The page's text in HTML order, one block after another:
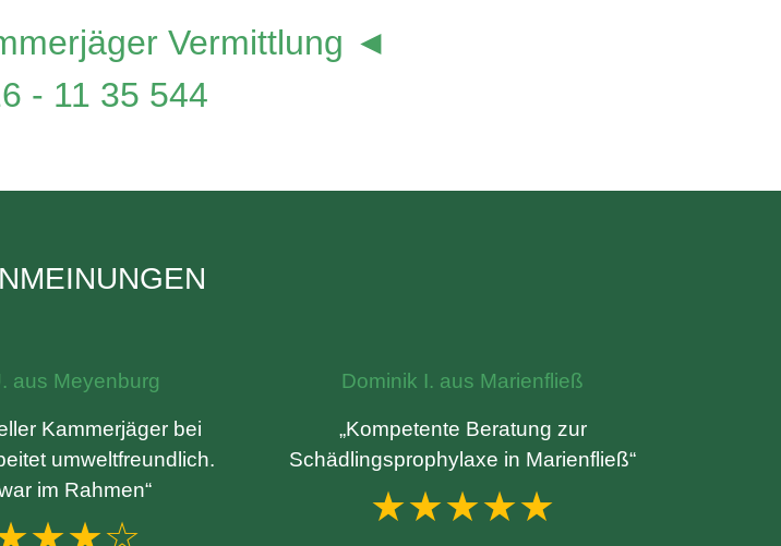
Vermittlung ◄
- 11 35 544
aus Meyenburg
Kammerjäger bei
umweltfreundlich.
im Rahmen“
Dominik I. aus Marienfließ
„Kompetente Beratung zur
Schädlingsprophylaxe in Marienfließ“
★★★★★